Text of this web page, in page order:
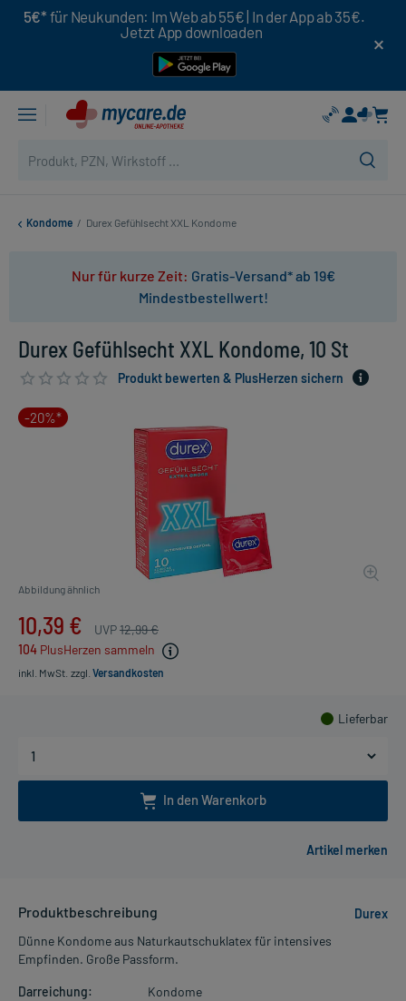
5€* für Neukunden: Im Web ab 55€ | In der App ab 35€.
Jetzt App downloaden
Kondome / Durex Gefühlsecht XXL Kondome
Nur für kurze Zeit: Gratis-Versand* ab 19€
Mindestbestellwert!
Durex Gefühlsecht XXL Kondome, 10 St
Produkt bewerten & PlusHerzen sichern
-20%*
Abbildung ähnlich
10,39 € UVP12,99 €
104 PlusHerzen sammeln
inkl. MwSt. zzgl. Versandkosten
Lieferbar
In den Warenkorb
Produktbeschreibung
Durex
Dünne Kondome aus Naturkautschuklatex für intensives
Empfinden. Große Passform.
Darreichung:
Kondome